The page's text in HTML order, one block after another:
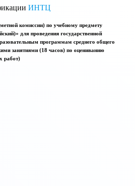
ИНТЦ
комиссии) по учебному предмету
для проведения государственной
программам среднего общего
занятиями (18 часов) по оцениванию
работ)